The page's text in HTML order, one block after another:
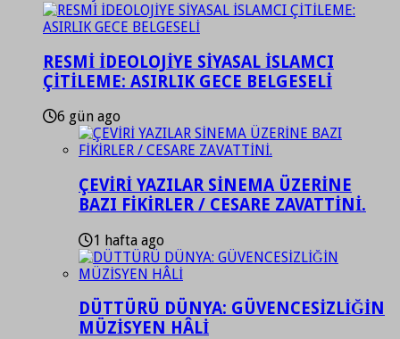
RESMİ İDEOLOJİYE SİYASAL İSLAMCI
ÇİTİLEME: ASIRLIK GECE BELGESELİ
6 gün ago
ÇEVİRİ YAZILAR SİNEMA ÜZERİNE
BAZI FİKİRLER / CESARE ZAVATTİNİ.
1 hafta ago
DÜTTÜRÜ DÜNYA: GÜVENCESİZLİĞİN
MÜZİSYEN HÂLİ